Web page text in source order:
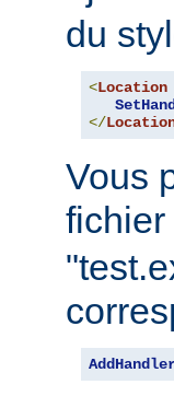
du
<Location
</
Vous
fichier